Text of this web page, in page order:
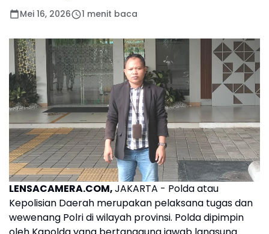
Mei 16, 2026 1 menit baca
LENSACAMERA.COM,JAKARTA - Polda atau
Kepolisian Daerah merupakan pelaksana tugas dan
wewenang Polri di wilayah provinsi. Polda dipimpin